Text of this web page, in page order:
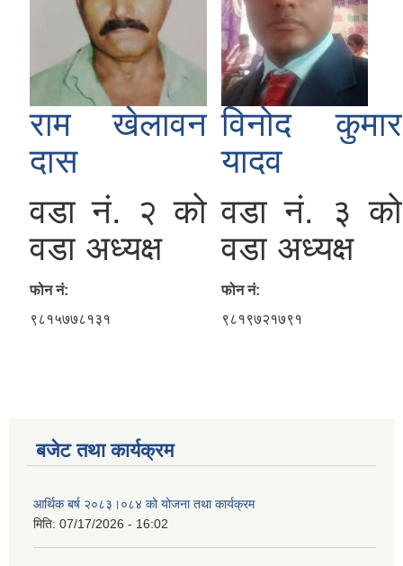
राम खेलावन
दास
वडा नं. २ को
वडा अध्यक्ष
फोन नं:
९८१५७७८१३१
विनोद कुमार
यादव
वडा नं. ३ को
वडा अध्यक्ष
फोन नं:
९८१९७२१७९१
बजेट तथा कार्यक्रम
आर्थिक बर्ष २०८३।०८४ को योजना तथा कार्यक्रम
मिति: 07/17/2026 - 16:02